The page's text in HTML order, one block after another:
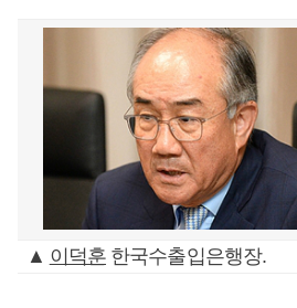
▲ 이덕훈 한국수출입은행장.